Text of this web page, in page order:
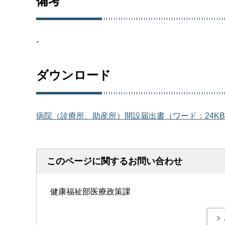
-
ダウンロード
病院（診療所、助産所）開設届出書（ワード：
このページに関するお問い合わせ
健康福祉部医療政策課